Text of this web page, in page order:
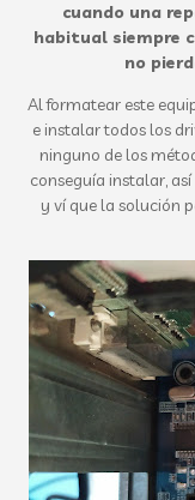
cuando una
habitual siempre
no
Al formatear este
e instalar todos los
ninguno de los
conseguía instalar,
y ví que la solución